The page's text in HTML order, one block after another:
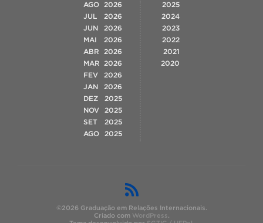
AGO
2026
JUL
2026
JUN
2026
MAI
2026
ABR
2026
MAR
2026
FEV
2026
JAN
2026
DEZ
2025
NOV
2025
SET
2025
AGO
2025
2025
2024
2023
2022
2021
2020
©2026 Graduação em Relações Internacionais.
Criado com WordPress.